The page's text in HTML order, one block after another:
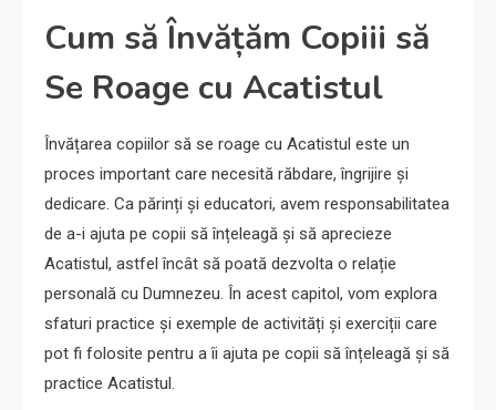
Cum să Învățăm Copiii să
Se Roage cu Acatistul
Învățarea copiilor să se roage cu Acatistul este un
proces important care necesită răbdare, îngrijire și
dedicare. Ca părinți și educatori, avem responsabilitatea
de a-i ajuta pe copii să înțeleagă și să aprecieze
Acatistul, astfel încât să poată dezvolta o relație
personală cu Dumnezeu. În acest capitol, vom explora
sfaturi practice și exemple de activități și exerciții care
pot fi folosite pentru a îi ajuta pe copii să înțeleagă și să
practice Acatistul.